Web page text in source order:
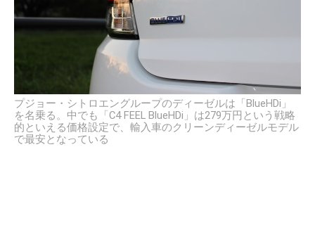
プジョー・シトロエングループのディーゼルは「BlueHDi」
を名乗る。中でも「C4 FEEL BlueHDi」は279万円という戦略
的といえる価格設定で、輸入車のクリーンディーゼルモデル
で最安となっている